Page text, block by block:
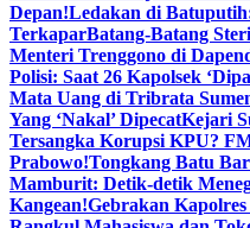
Depan!Ledakan di
TerkaparBatang-Batang
Menteri Trenggono di
Polisi: Saat 26 Kapolsek
Mata Uang di Tribrata
Yang ‘Nakal’ DipecatKejari
Tersangka Korupsi KPU?
Prabowo!Tongkang Batu
Mamburit: Detik-detik
Kangean!Gebrakan